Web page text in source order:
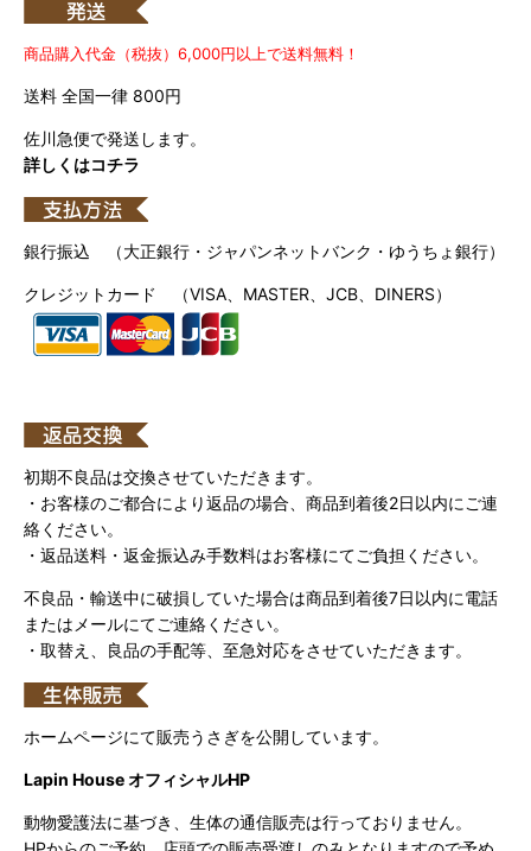
商品購入代金（税抜）6,000円以上で送料無料！
送料 全国一律 800円
佐川急便で発送します。
詳しくはコチラ
銀行振込 （大正銀行・ジャパンネットバンク・ゆうちょ銀行）
クレジットカード （VISA、MASTER、JCB、DINERS）
初期不良品は交換させていただきます。
・お客様のご都合により返品の場合、商品到着後2日以内にご連
絡ください。
・返品送料・返金振込み手数料はお客様にてご負担ください。
不良品・輸送中に破損していた場合は商品到着後7日以内に電話
またはメールにてご連絡ください。
・取替え、良品の手配等、至急対応をさせていただきます。
ホームページにて販売うさぎを公開しています。
Lapin House オフィシャルHP
動物愛護法に基づき、生体の通信販売は行っておりません。